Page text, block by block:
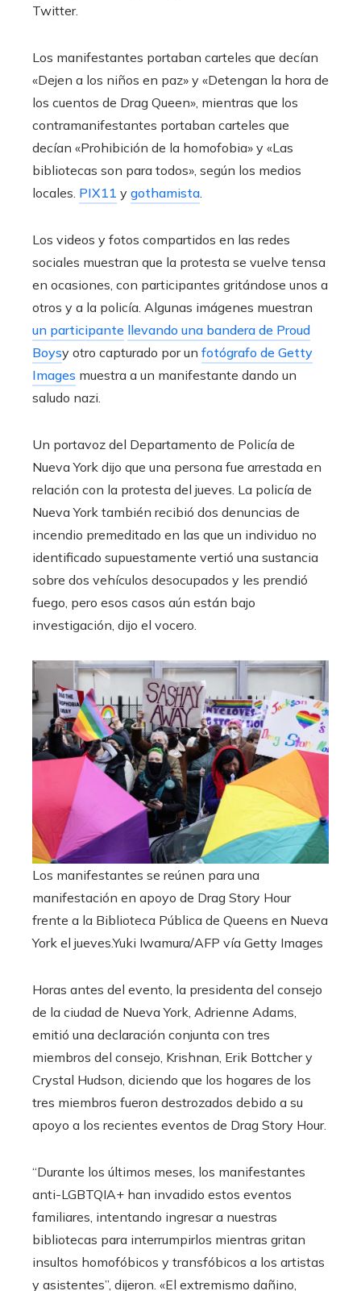
Twitter.
Los manifestantes portaban carteles que decían
«Dejen a los niños en paz» y «Detengan la hora de
los cuentos de Drag Queen», mientras que los
contramanifestantes portaban carteles que
decían «Prohibición de la homofobia» y «Las
bibliotecas son para todos», según los medios
locales. PIX11 y gothamista.
Los videos y fotos compartidos en las redes
sociales muestran que la protesta se vuelve tensa
en ocasiones, con participantes gritándose unos a
otros y a la policía. Algunas imágenes muestran
un participante llevando una bandera de Proud
Boysy otro capturado por un fotógrafo de Getty
Images muestra a un manifestante dando un
saludo nazi.
Un portavoz del Departamento de Policía de
Nueva York dijo que una persona fue arrestada en
relación con la protesta del jueves. La policía de
Nueva York también recibió dos denuncias de
incendio premeditado en las que un individuo no
identificado supuestamente vertió una sustancia
sobre dos vehículos desocupados y les prendió
fuego, pero esos casos aún están bajo
investigación, dijo el vocero.
Los manifestantes se reúnen para una
manifestación en apoyo de Drag Story Hour
frente a la Biblioteca Pública de Queens en Nueva
York el jueves.Yuki Iwamura/AFP vía Getty Images
Horas antes del evento, la presidenta del consejo
de la ciudad de Nueva York, Adrienne Adams,
emitió una declaración conjunta con tres
miembros del consejo, Krishnan, Erik Bottcher y
Crystal Hudson, diciendo que los hogares de los
tres miembros fueron destrozados debido a su
apoyo a los recientes eventos de Drag Story Hour.
“Durante los últimos meses, los manifestantes
anti-LGBTQIA+ han invadido estos eventos
familiares, intentando ingresar a nuestras
bibliotecas para interrumpirlos mientras gritan
insultos homofóbicos y transfóbicos a los artistas
y asistentes”, dijeron. «El extremismo dañino,